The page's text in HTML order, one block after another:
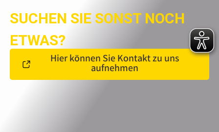
SUCHEN SIE SONST NOCH
ETWAS?
Hier können Sie Kontakt zu uns
aufnehmen